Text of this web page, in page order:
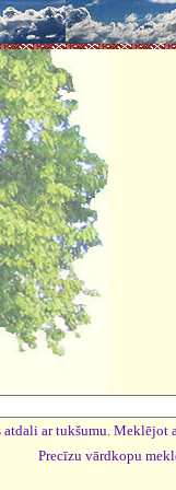
atdali ar tukšumu. Meklējot
Precīzu vārdkopu